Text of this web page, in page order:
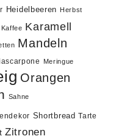
Heidelbeeren Herbst
Kaffee Karamell
Mandeln
Meringue
Orangen
Sahne
Shortbread Tarte
Zitronen